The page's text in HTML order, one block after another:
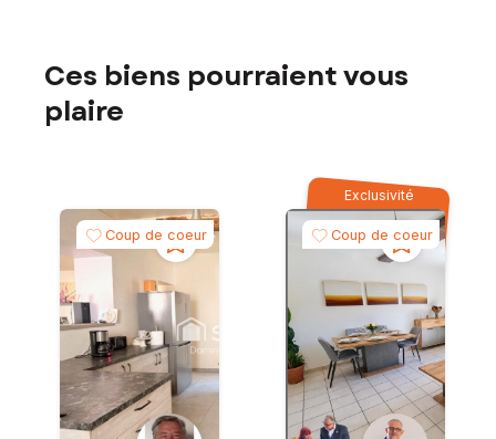
Ces biens pourraient vous
plaire
Coup de coeur
Exclusivité
Coup de coeur